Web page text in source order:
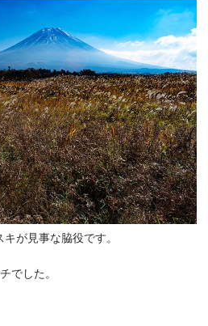
が見事な脇役です。
でした。